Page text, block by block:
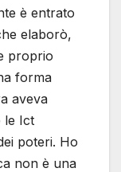
è entrato
elaborò,
proprio
forma
aveva
le Ict
poteri. Ho
non è una